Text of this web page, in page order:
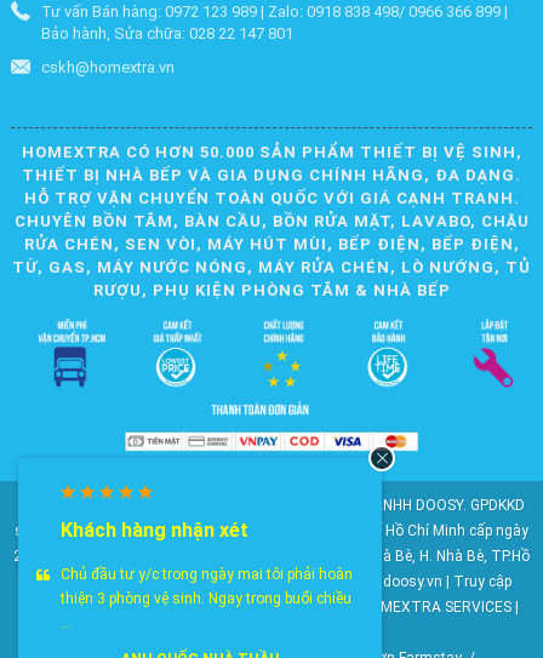
Tư vấn Bán hàng: 0972 123 989 | Zalo: 0918 838 498/ 0966 366 899 |
Bảo hành, Sửa chữa: 028 22 147 801
cskh@homextra.vn
HOMEXTRA CÓ HƠN 50.000 SẢN PHẨM THIẾT BỊ VỆ SINH,
THIẾT BỊ NHÀ BẾP VÀ GIA DỤNG CHÍNH HÃNG, ĐA DẠNG.
HỖ TRỢ VẬN CHUYỂN TOÀN QUỐC VỚI GIÁ CẠNH TRANH.
CHUYÊN BỒN TẮM, BÀN CẦU, BỒN RỬA MẶT, LAVABO, CHẬU
RỬA CHÉN, SEN VÒI, MÁY HÚT MÙI, BẾP ĐIỆN, BẾP ĐIỆN,
TỪ, GAS, MÁY NƯỚC NÓNG, MÁY RỬA CHÉN, LÒ NƯỚNG, TỦ
RƯỢU, PHỤ KIỆN PHÒNG TẮM & NHÀ BẾP
© 2010-2025 Bản quyền nội dung thuộc về CÔNG TY TNHH DOOSY. GPDKKD
số: 0311.807.893 do Sở Kế hoạch và Đầu tư Thành phố Hồ Chí Minh cấp ngày
28/05/2012. Địa chỉ: 2023 Huỳnh Tấn Phát, KP6, TT. Nhà Bè, H. Nhà Bè, TP.Hồ
Chí Minh. Điện thoại: 028 22 147 801. Email: doosy@doosy.vn | Truy cập
website cùng công ty: Trang Dịch Vụ Khách Hàng- HOMEXTRA SERVICES |
Khách hàng nhận xét
Chủ đầu tư y/c trong ngày mai tôi phải hoàn
thiện 3 phòng vệ sinh. Ngay trong buổi chiều
...